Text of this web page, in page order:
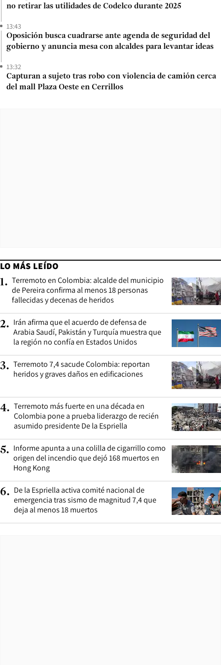
no retirar las utilidades de Codelco durante 2025
13:43
Oposición busca cuadrarse ante agenda de seguridad del
gobierno y anuncia mesa con alcaldes para levantar ideas
13:32
Capturan a sujeto tras robo con violencia de camión cerca
del mall Plaza Oeste en Cerrillos
LO MÁS LEÍDO
1. Terremoto en Colombia: alcalde del municipio
de Pereira confirma al menos 18 personas
fallecidas y decenas de heridos
2. Irán afirma que el acuerdo de defensa de
Arabia Saudí, Pakistán y Turquía muestra que
la región no confía en Estados Unidos
3. Terremoto 7,4 sacude Colombia: reportan
heridos y graves daños en edificaciones
4. Terremoto más fuerte en una década en
Colombia pone a prueba liderazgo de recién
asumido presidente De la Espriella
5. Informe apunta a una colilla de cigarrillo como
origen del incendio que dejó 168 muertos en
Hong Kong
6. De la Espriella activa comité nacional de
emergencia tras sismo de magnitud 7,4 que
deja al menos 18 muertos